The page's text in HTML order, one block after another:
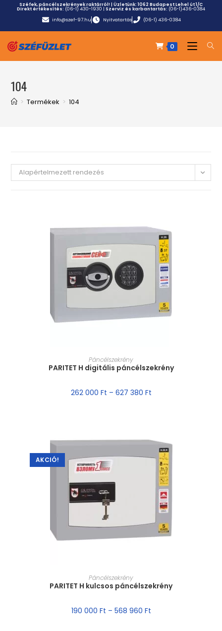
Széfek, páncélszekrények raktárról! | Üzletünk:1062 Budapest Lehel út 1/C
Direkt értékesítés: (06-1) 430-1930 | Szerviz és karbantartás: (06-1)436-0384
info@szef-97.hu
Nyitvatartás (06-1) 436-0384
0
104
> Termékek > 104
Alapértelmezett rendezés
MÉRET VÁLASZTÁSA
Páncélszekrény
PARITET H digitális páncélszekrény
262 000 Ft – 627 380 Ft
AKCIÓ!
MÉRET VÁLASZTÁSA
Páncélszekrény
PARITET H kulcsos páncélszekrény
190 000 Ft – 568 960 Ft